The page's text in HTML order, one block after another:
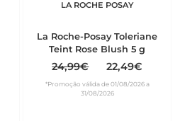
LA ROCHE POSAY
La Roche-Posay Toleriane
Teint Rose Blush 5 g
24,99€ 22,49€
*Promoção válida de 01/08/2026 a
31/08/2026